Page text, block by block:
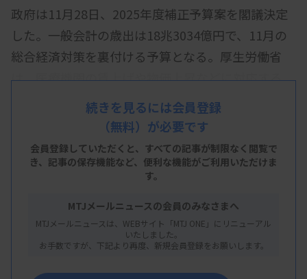
政府は11月28日、2025年度補正予算案を閣議決定
した。一般会計の歳出は18兆3034億円で、11月の
総合経済対策を裏付ける予算となる。厚生労働省
は、医療機関の賃上げや物価上昇などに対応する
「医療・介護等支援パッケージ」に1兆3649億円を
投じ、病床数や医療機能などに応じて医療機関に給
付金を交付する。病院の経営改善や従事者の処遇改
善、生産性向上などを支援する。
厚労省分の補正予算案では、同支援パッケージとし
て医療分野に1兆368億円、介護分野に2721億円を
充てる。医療機関・薬局における賃上げ・物価上昇
に対する支援には5341億円を計上する。
続きを見るには会員登録
（無料）が必要です
会員登録していただくと、すべての記事が制限なく閲覧で
き、 記事の保存機能など、便利な機能がご利用いただけま
す。
MTJメールニュースの会員のみなさまへ
MTJメールニュースは、WEBサイト「MTJ ONE」にリニューアル
いたしました。
お手数ですが、下記より再度、新規会員登録をお願いします。